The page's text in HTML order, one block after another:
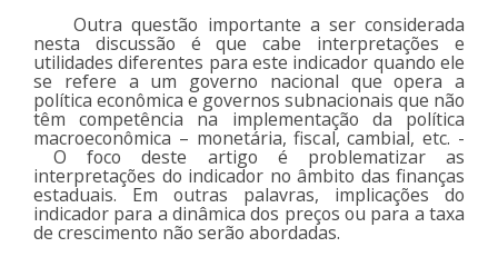
Outra questão importante a ser considerada
nesta discussão é que cabe interpretações e
utilidades diferentes para este indicador quando ele
se refere a um governo nacional que opera a
política econômica e governos subnacionais que não
têm competência na implementação da política
macroeconômica – monetária, fiscal, cambial, etc. -
O foco deste artigo é problematizar as
interpretações do indicador no âmbito das finanças
estaduais. Em outras palavras, implicações do
indicador para a dinâmica dos preços ou para a taxa
de crescimento não serão abordadas.